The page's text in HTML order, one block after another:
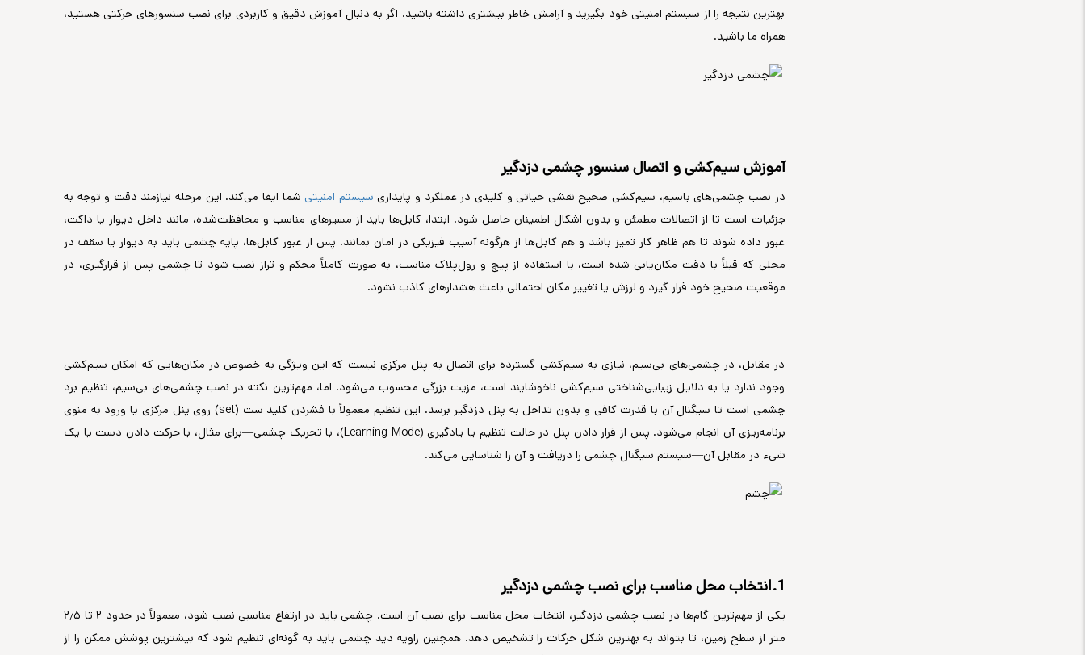
بهترین نتیجه را از سیستم امنیتی خود بگیرید و آرامش خاطر بیشتری داشته باشید. اگر به دنبال آموزش دقیق و کاربردی برای نصب سنسورهای حرکتی هستید،
همراه ما باشید.
آموزش سیم‌کشی و اتصال سنسور چشمی دزدگیر
در نصب چشمی‌های باسیم، سیم‌کشی صحیح نقشی حیاتی و کلیدی در عملکرد و پایداری سیستم امنیتی شما ایفا می‌کند. این مرحله نیازمند دقت و توجه به
جزئیات است تا از اتصالات مطمئن و بدون اشکال اطمینان حاصل شود. ابتدا، کابل‌ها باید از مسیرهای مناسب و محافظت‌شده، مانند داخل دیوار یا داکت،
عبور داده شوند تا هم ظاهر کار تمیز باشد و هم کابل‌ها از هرگونه آسیب فیزیکی در امان بمانند. پس از عبور کابل‌ها، پایه چشمی باید به دیوار یا سقف در
محلی که قبلاً با دقت مکان‌یابی شده است، با استفاده از پیچ و رول‌پلاک مناسب، به صورت کاملاً محکم و تراز نصب شود تا چشمی پس از قرارگیری، در
موقعیت صحیح خود قرار گیرد و لرزش یا تغییر مکان احتمالی باعث هشدارهای کاذب نشود.
در مقابل، در چشمی‌های بی‌سیم، نیازی به سیم‌کشی گسترده برای اتصال به پنل مرکزی نیست که این ویژگی به خصوص در مکان‌هایی که امکان سیم‌کشی
وجود ندارد یا به دلایل زیبایی‌شناختی سیم‌کشی ناخوشایند است، مزیت بزرگی محسوب می‌شود. اما، مهم‌ترین نکته در نصب چشمی‌های بی‌سیم، تنظیم برد
چشمی است تا سیگنال آن با قدرت کافی و بدون تداخل به پنل دزدگیر برسد. این تنظیم معمولاً با فشردن کلید ست (set) روی پنل مرکزی یا ورود به منوی
برنامه‌ریزی آن انجام می‌شود. پس از قرار دادن پنل در حالت تنظیم یا یادگیری (Learning Mode)، با تحریک چشمی—برای مثال، با حرکت دادن دست یا یک
شیء در مقابل آن—سیستم سیگنال چشمی را دریافت و آن را شناسایی می‌کند.
1.انتخاب محل مناسب برای نصب چشمی دزدگیر
یکی از مهم‌ترین گام‌ها در نصب چشمی دزدگیر، انتخاب محل مناسب برای نصب آن است. چشمی باید در ارتفاع مناسبی نصب شود، معمولاً در حدود ۲ تا ۲٫۵
متر از سطح زمین، تا بتواند به بهترین شکل حرکات را تشخیص دهد. همچنین زاویه دید چشمی باید به گونه‌ای تنظیم شود که بیشترین پوشش ممکن را از